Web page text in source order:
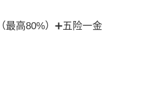
最高80%）➕五险一金